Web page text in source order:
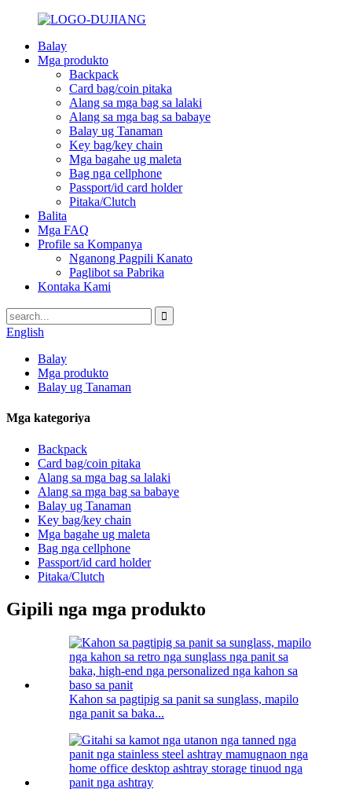
Balay
Mga produkto
Backpack
Card bag/coin pitaka
Alang sa mga bag sa lalaki
Alang sa mga bag sa babaye
Balay ug Tanaman
Key bag/key chain
Mga bagahe ug maleta
Bag nga cellphone
Passport/id card holder
Pitaka/Clutch
Balita
Mga FAQ
Profile sa Kompanya
Nganong Pagpili Kanato
Paglibot sa Pabrika
Kontaka Kami
English
Balay
Mga produkto
Balay ug Tanaman
Mga kategoriya
Backpack
Card bag/coin pitaka
Alang sa mga bag sa lalaki
Alang sa mga bag sa babaye
Balay ug Tanaman
Key bag/key chain
Mga bagahe ug maleta
Bag nga cellphone
Passport/id card holder
Pitaka/Clutch
Gipili nga mga produkto
Kahon sa pagtipig sa panit sa sunglass, mapilo
nga panit sa baka...